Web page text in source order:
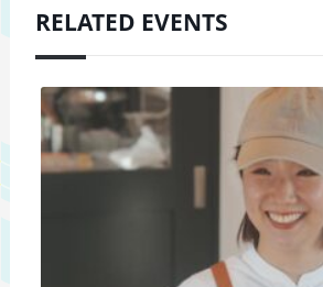
RELATED EVENTS